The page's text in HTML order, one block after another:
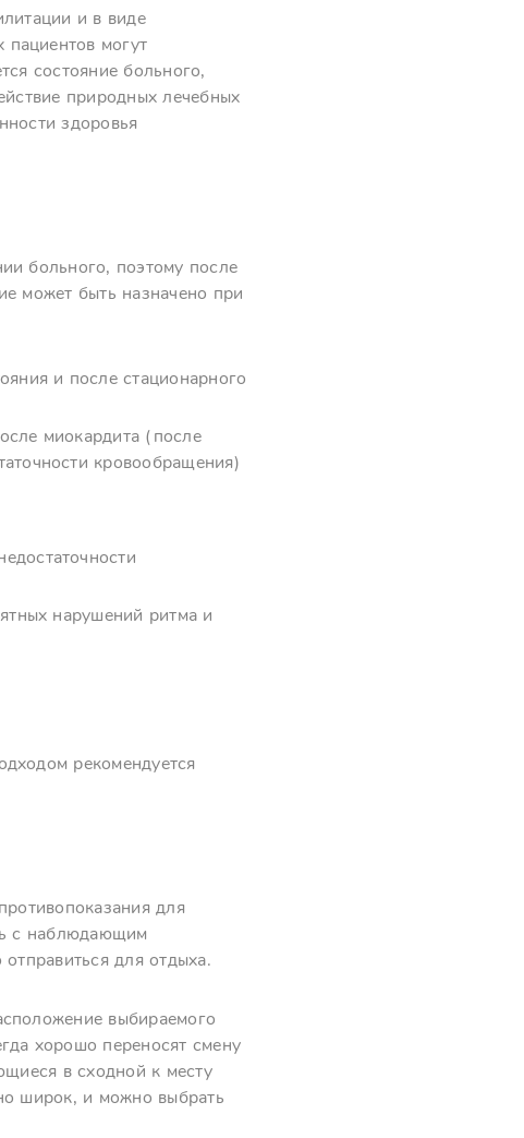
и в виде
могут
состояние больного,
природных лечебных
здоровья
больного, поэтому после
может быть назначено при
и после стационарного
миокардита (после
кровообращения)
нарушений ритма и
рекомендуется
для
с наблюдающим
для отдыха.
выбираемого
хорошо переносят смену
в сходной к месту
широк, и можно выбрать